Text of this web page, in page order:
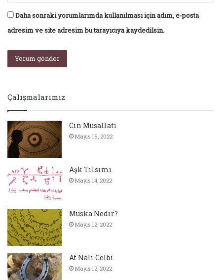
Daha sonraki yorumlarımda kullanılması için adım, e-posta
adresim ve site adresim bu tarayıcıya kaydedilsin.
Çalışmalarımız
Cin Musallatı
Mayıs 15, 2022
Aşk Tılsımı
Mayıs 14, 2022
Muska Nedir?
Mayıs 12, 2022
At Nalı Celbi
Mayıs 12, 2022